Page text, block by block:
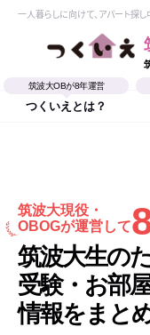
一人暮らしに向けて、アパート探
筑波大OBが8年運営
つくいえとは？
筑波大現役・
OBOGが運営して
筑波大生の
受験・お部
情報をまと